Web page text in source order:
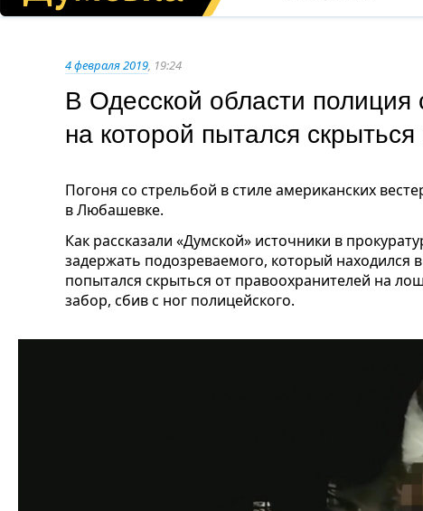
4 февраля 2019, 19:24
В Одесской области
на которой пытался
Погоня со стрельбой в стиле американских
в Любашевке.
Как рассказали «Думской» источники в
задержать подозреваемого, который находился
попытался скрыться от правоохранителей на
забор, сбив с ног полицейского.